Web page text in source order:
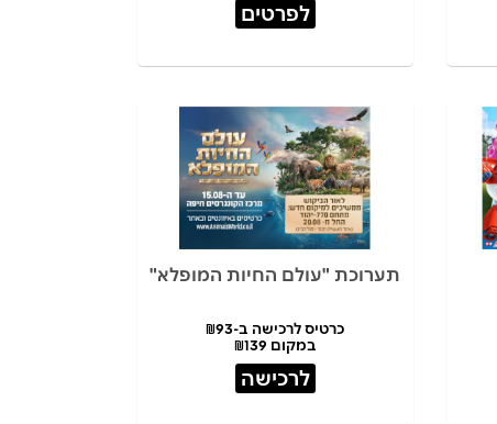
לפרטים
תערוכת "עולם החיות המופלא"
כרטיס לרכישה ב-₪93
במקום ₪139
לרכישה